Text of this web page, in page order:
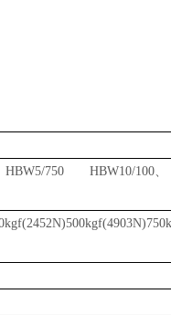
HBW5/750 HBW10/100、